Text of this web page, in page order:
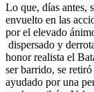
Lo que, días antes,
envuelto en las
por el elevado
dispersado y
honor realista el
ser barrido, se
ayudado por una